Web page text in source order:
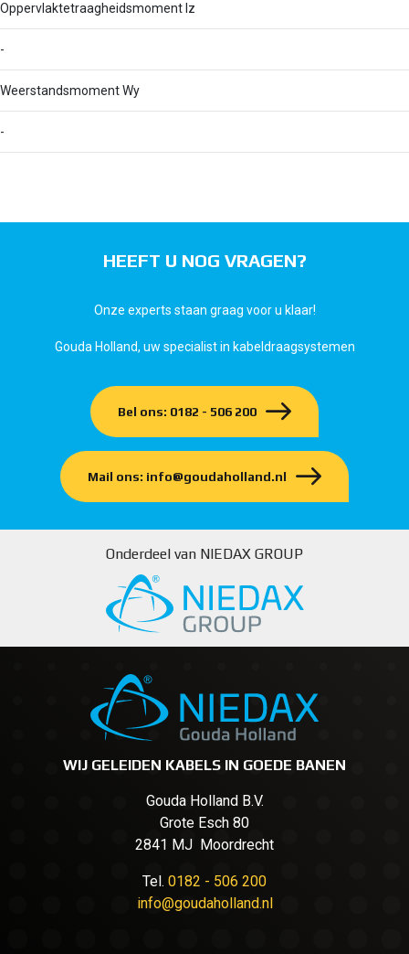
Oppervlaktetraagheidsmoment Iz
-
Weerstandsmoment Wy
-
HEEFT U NOG VRAGEN?
Onze experts staan graag voor u klaar!
Gouda Holland, uw specialist in kabeldraagsystemen
Bel ons: 0182 - 506 200
Mail ons: info@goudaholland.nl
Onderdeel van NIEDAX GROUP
WIJ GELEIDEN KABELS IN GOEDE BANEN
Gouda Holland B.V.
Grote Esch 80
2841 MJ Moordrecht
Tel. 0182 - 506 200
info@goudaholland.nl